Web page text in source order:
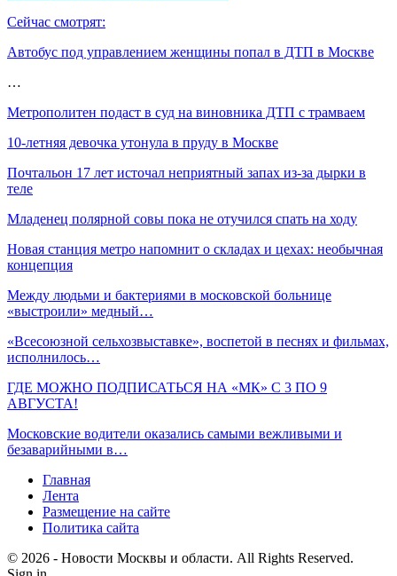
Сейчас смотрят:
Автобус под управлением женщины попал в ДТП в Москве
…
Метрополитен подаст в суд на виновника ДТП с трамваем
10-летняя девочка утонула в пруду в Москве
Почтальон 17 лет источал неприятный запах из-за дырки в
теле
Младенец полярной совы пока не отучился спать на ходу
Новая станция метро напомнит о складах и цехах: необычная
концепция
Между людьми и бактериями в московской больнице
«выстроили» медный…
«Всесоюзной сельхозвыставке», воспетой в песнях и фильмах,
исполнилось…
ГДЕ МОЖНО ПОДПИСАТЬСЯ НА «МК» С 3 ПО 9
АВГУСТА!
Московские водители оказались самыми вежливыми и
безаварийными в…
Главная
Лента
Размещение на сайте
Политика сайта
© 2026 - Новости Москвы и области. All Rights Reserved.